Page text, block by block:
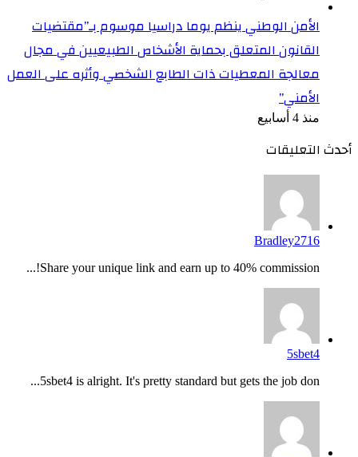
الأمن الوطني ينظم يوما دراسيا موسوم بـ”مقتضيات
القانون المتعلق بحماية الأشخاص الطبيعيين في مجال
معالجة المعطيات ذات الطابع الشخصي وأثره على العمل
الأمني”
منذ 4 أسابيع
أحدث التعليقات
Bradley2716
Share your unique link and earn up to 40% commission!...
5sbet4
5sbet4 is alright. It's pretty standard but gets the job don...